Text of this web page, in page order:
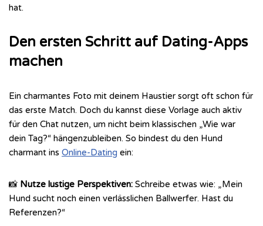
hat.
Den ersten Schritt auf Dating-Apps
machen
Ein charmantes Foto mit deinem Haustier sorgt oft schon für
das erste Match. Doch du kannst diese Vorlage auch aktiv
für den Chat nutzen, um nicht beim klassischen „Wie war
dein Tag?“ hängenzubleiben. So bindest du den Hund
charmant ins Online-Dating ein:
📸 Nutze lustige Perspektiven: Schreibe etwas wie: „Mein
Hund sucht noch einen verlässlichen Ballwerfer. Hast du
Referenzen?“